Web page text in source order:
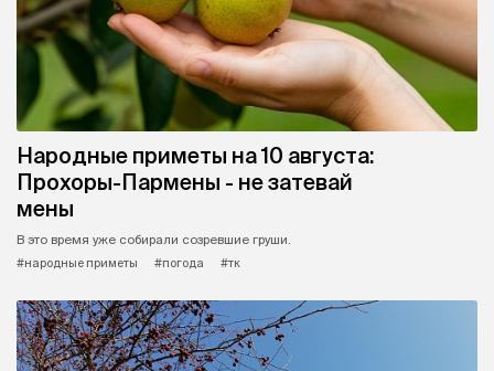
Народные приметы на 10 августа:
Прохоры-Пармены - не затевай
мены
В это время уже собирали созревшие груши.
#народные приметы
#погода #тк